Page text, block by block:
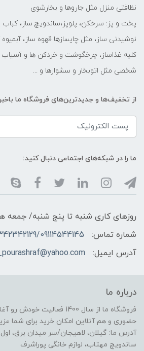
نظافتی منزل مثل جاروها و بخارشوی
پخت و پز: سرخکن، پلوپز،ساندویچ ساز، کباب
نوشیدنی ساز، مثل چایسازها قهوه ساز، آبمیوه
کلیه غذاساز، چرخگوشت و خردکن ها و آسیاب
شخصی مثل اتوبخار و سشوارها و ...
از تخفیف‌ها و جدیدترین‌های فروشگاه ما
ما را در شبکه‌های اجتماعی دنبال کنید:
روزهای کاری شنبه تا پنج شنبه/ جمعه
شماره تماس:
09114544145
آدرس ایمیل:
درباره ما
فروشگاه ما از سال 1400
حضوری و هم آنلاین امکان خرید برای شما
آدرس ما: گیلان، لاهیجان/سر میدان برق،
ساندویچ مهتاب، لوازم خانگی پوراشرف